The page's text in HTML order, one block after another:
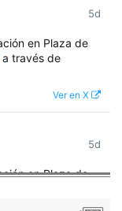
5d
en Plaza de
a través de
Ver en X
5d
en Plaza de